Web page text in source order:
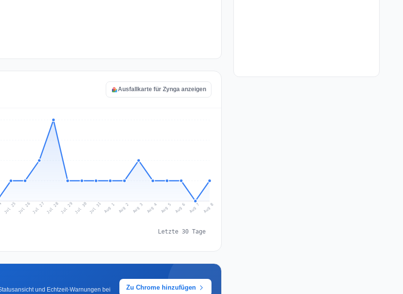
Ausfallkarte für Zynga anzeigen
Jul 25 Jul 26Jul 27 Jul 28Jul 29 Jul 30 Jul 31 Aug 1 Aug 2 Aug 3 Aug 4 Aug 5 Aug 6 Aug 7 Aug 8
Letzte 30 Tage
und Echtzeit-Warnungen bei
Zu Chrome hinzufügen